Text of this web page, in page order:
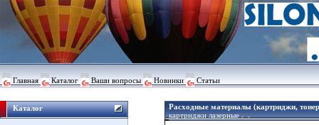
Главная Каталог Ваши вопросы Новинки Статьи
Каталог
Расходные материалы (картриджи,
картриджи лазерные